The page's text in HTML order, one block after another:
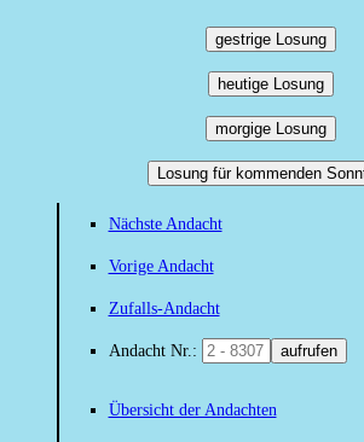
gestrige Losung
heutige Losung
morgige Losung
Losung für kommenden
Nächste Andacht
Vorige Andacht
Zufalls-Andacht
Andacht Nr.: aufrufen
Übersicht der Andachten